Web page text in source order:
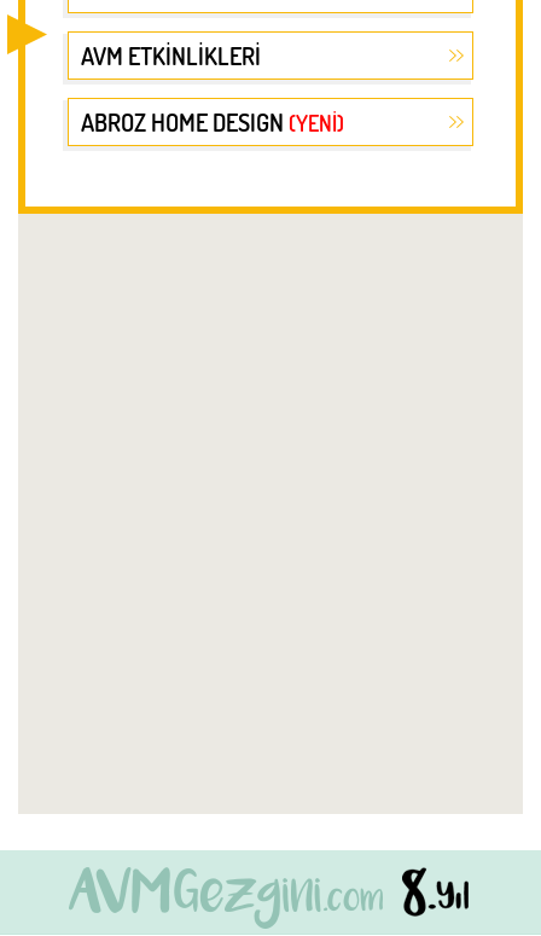
AVM ETKİNLİKLERİ
ABROZ HOME DESIGN (YENİ)